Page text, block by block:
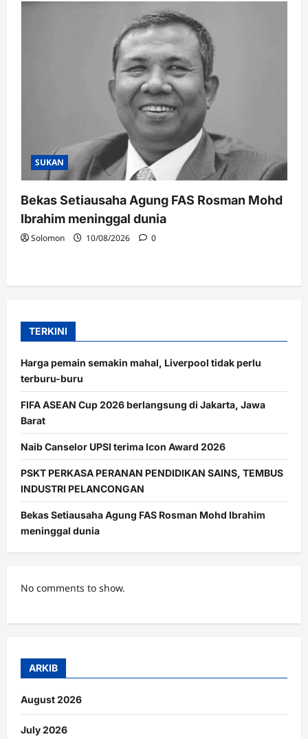
SUKAN
Bekas Setiausaha Agung FAS Rosman Mohd
Ibrahim meninggal dunia
Solomon 10/08/2026 0
TERKINI
Harga pemain semakin mahal, Liverpool tidak perlu
terburu-buru
FIFA ASEAN Cup 2026 berlangsung di Jakarta, Jawa
Barat
Naib Canselor UPSI terima Icon Award 2026
PSKT PERKASA PERANAN PENDIDIKAN SAINS, TEMBUS
INDUSTRI PELANCONGAN
Bekas Setiausaha Agung FAS Rosman Mohd Ibrahim
meninggal dunia
No comments to show.
ARKIB
August 2026
July 2026